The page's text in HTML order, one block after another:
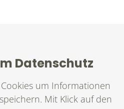
Datenschutz
um Informationen
Mit Klick auf den
| Impressum|